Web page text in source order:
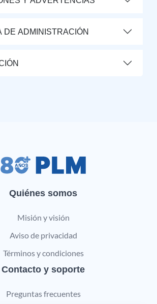
DE ADMINISTRACIÓN
Quiénes somos
Misión y visión
Aviso de privacidad
Términos y condiciones
Contacto y soporte
Preguntas frecuentes